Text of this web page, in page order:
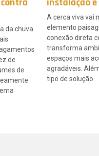
da chuva
de
de
A cerca viva vai
elemento
conexão direta
transforma
espaços mais
agradáveis.
tipo de solução…